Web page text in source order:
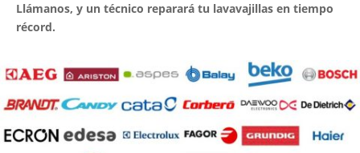
Llámanos, y un técnico reparará tu lavavajillas en tiempo
récord.